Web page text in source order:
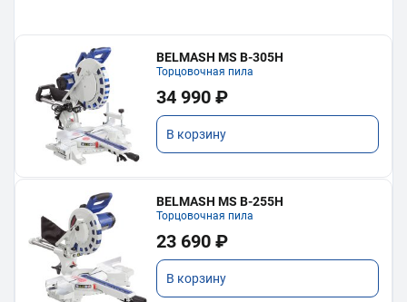
BELMASH MS B-305H
Торцовочная пила
34 990 ₽
В корзину
BELMASH MS B-255H
Торцовочная пила
23 690 ₽
В корзину